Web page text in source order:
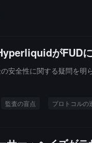
がFUD
安全性に関する疑問を
監査の盲点 プロトコルの